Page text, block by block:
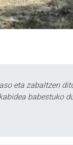
eta zabaltzen
babestuko